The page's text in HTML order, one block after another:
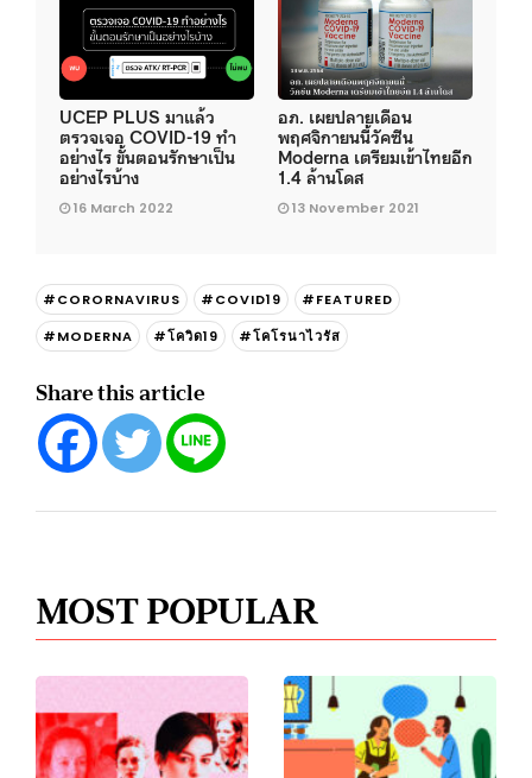
UCEP PLUS มาแล้ว
ตรวจเจอ COVID-19 ทำ
อย่างไร ขั้นตอนรักษาเป็น
อย่างไรบ้าง
16 March 2022
อภ. เผยปลายเดือน
พฤศจิกายนนี้วัคซีน
Moderna เตรียมเข้าไทยอีก
1.4 ล้านโดส
13 November 2021
#CORORNAVIRUS #COVID19
#FEATURED
#MODERNA
#โควิด19 #โคโรนาไวรัส
Share this article
MOST POPULAR